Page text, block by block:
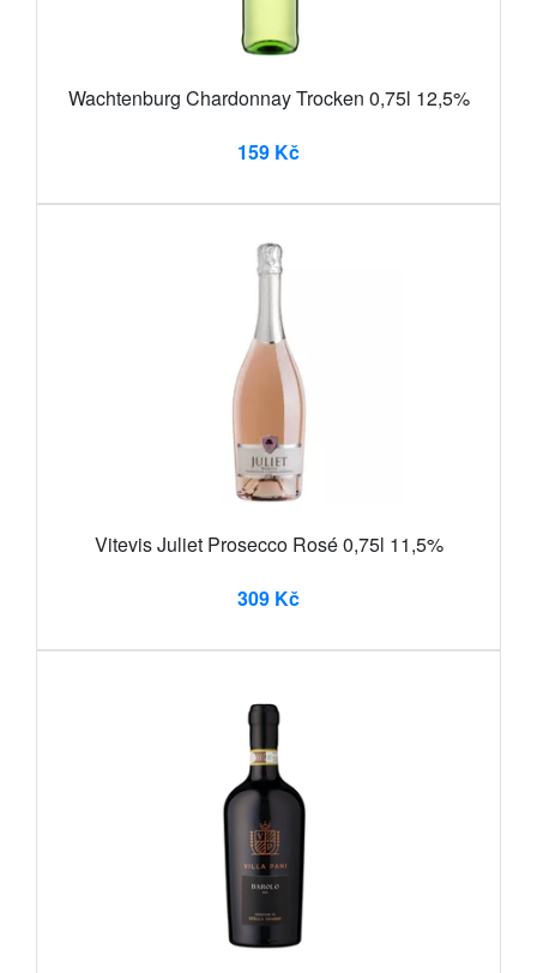
Wachtenburg Chardonnay Trocken 0,75l 12,5%
159 Kč
Vitevis Juliet Prosecco Rosé 0,75l 11,5%
309 Kč